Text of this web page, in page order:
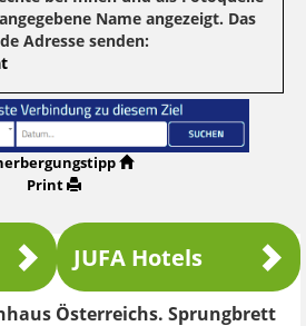
Name angezeigt. Das
Adresse senden:
Print
JUFA Hotels
Österreichs. Sprungbrett